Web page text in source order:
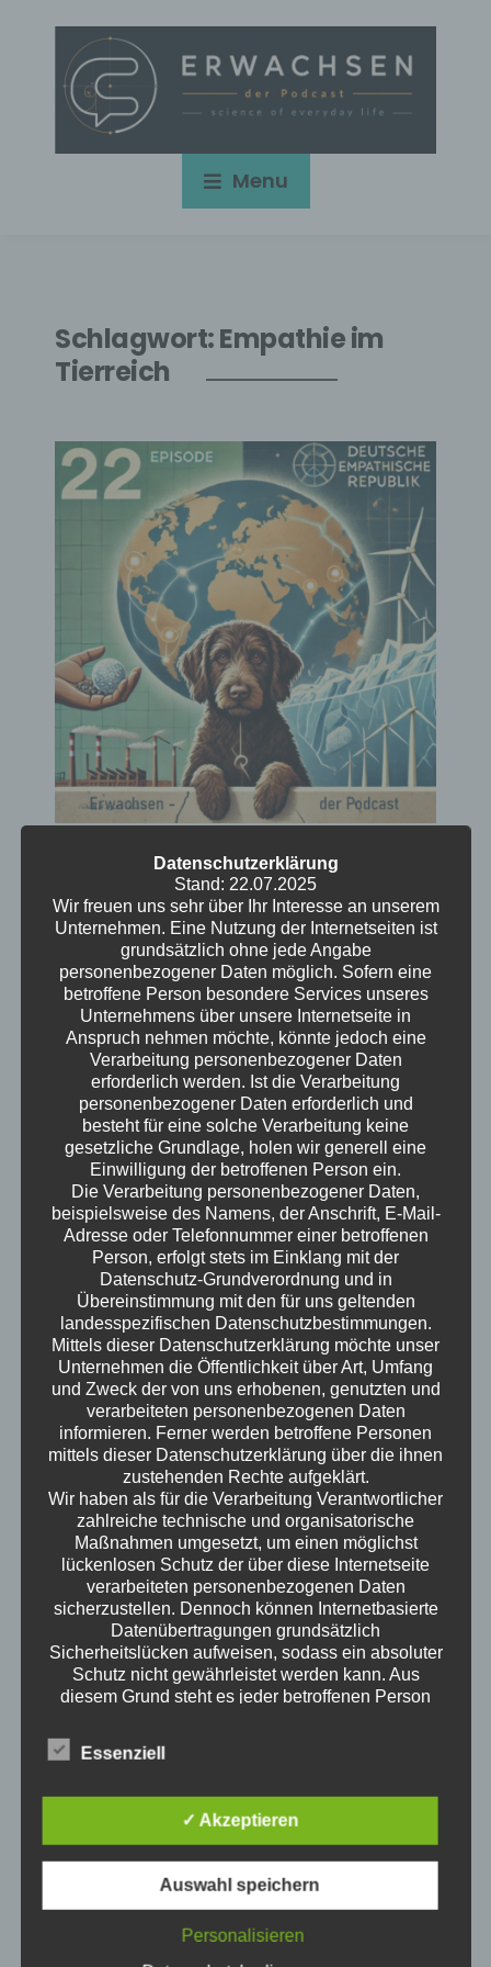
Menu
Schlagwort:Empathie im
Tierreich
Ute und Kristof unternehmen am Tag der
Deutschen Einheit eine sehr persönliche Reise
durch ihre Leben und landen bei Empathie.
Manchmal lustig, manchmal traurig, aber
immer unterhaltsam. Geschichten formen
Geschichte, Menschen und auch Tiere treten
auf und die Frage, wie wichtig Herkunft ist.
Gute Nachrichten gibt´s auch und natürlich ist
Milow wieder dabei. Viel Spaß!
Erwachsen – der Podcast
science of everyday life
Wann ist man erwachsen? Wenn man an der
Wursttheke keine Wurst mehr auf die Hand
angeboten bekommt? Wenn man spät abends
Fehler F 23 des Geschirrspülers googelt? Wie ist
Erwachsen sein? Welche Themen interessieren
Erwachsene? Kristof ist ausgewiesener
Erwachsener und redet darüber.
Klimawandel für Erwachsene
4. August 2026
1Stunde3Minuten
Bürgergeld
3. März 2026
Datenschutzerklärung
Stand: 22.07.2025
Wir freuen uns sehr über Ihr Interesse an unserem
Unternehmen. Eine Nutzung der Internetseiten ist
grundsätzlich ohne jede Angabe
personenbezogener Daten möglich. Sofern eine
betroffene Person besondere Services unseres
Unternehmens über unsere Internetseite in
Anspruch nehmen möchte, könnte jedoch eine
Verarbeitung personenbezogener Daten
erforderlich werden. Ist die Verarbeitung
personenbezogener Daten erforderlich und
besteht für eine solche Verarbeitung keine
gesetzliche Grundlage, holen wir generell eine
Einwilligung der betroffenen Person ein.
Die Verarbeitung personenbezogener Daten,
beispielsweise des Namens, der Anschrift, E-Mail-
Adresse oder Telefonnummer einer betroffenen
Person, erfolgt stets im Einklang mit der
Datenschutz-Grundverordnung und in
Übereinstimmung mit den für uns geltenden
landesspezifischen Datenschutzbestimmungen.
Mittels dieser Datenschutzerklärung möchte unser
Unternehmen die Öffentlichkeit über Art, Umfang
und Zweck der von uns erhobenen, genutzten und
verarbeiteten personenbezogenen Daten
informieren. Ferner werden betroffene Personen
mittels dieser Datenschutzerklärung über die ihnen
zustehenden Rechte aufgeklärt.
Wir haben als für die Verarbeitung Verantwortlicher
zahlreiche technische und organisatorische
Maßnahmen umgesetzt, um einen möglichst
lückenlosen Schutz der über diese Internetseite
verarbeiteten personenbezogenen Daten
sicherzustellen. Dennoch können Internetbasierte
Datenübertragungen grundsätzlich
Sicherheitslücken aufweisen, sodass ein absoluter
Schutz nicht gewährleistet werden kann. Aus
diesem Grund steht es jeder betroffenen Person
alternativen Wegen, beispielsweise telefonisch, an
Die Datenschutzerklärung beruht auf den
Begrifflichkeiten, die durch den Europäischen
Richtlinien- und Verordnungsgeber beim Erlass
der Datenschutz-Grundverordnung (DS-GVO)
verwendet wurden. Unsere Datenschutzerklärung
soll sowohl für die Öffentlichkeit als auch für
Essenziell
✓ Akzeptieren
Auswahl speichern
Personalisieren